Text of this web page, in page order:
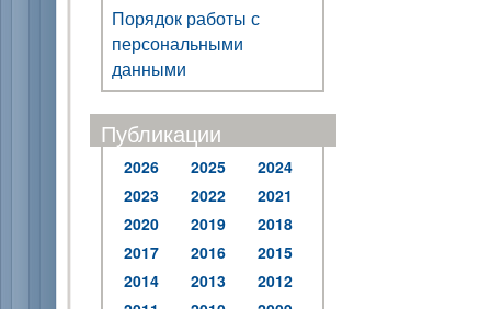
Порядок работы с
персональными
данными
Публикации
2026 2025
2024
2023
2022
2021
2020
2019
2018
2017
2016
2015
2014
2013
2012